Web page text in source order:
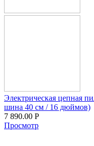
Электрическая цепная
шина 40 см / 16 дюймов)
7 890.00 Р
Просмотр